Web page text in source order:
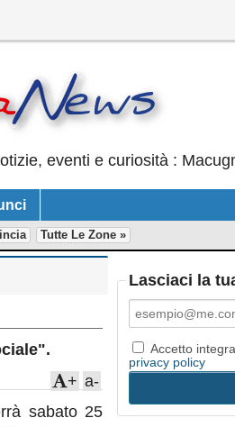
eventi e curiosità :
Tutte Le Zone »
a-
+
sabato 25
Lasciaci la
Accetto
privacy policy